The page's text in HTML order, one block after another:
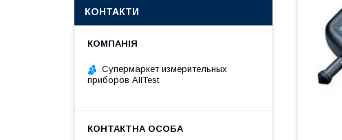
КОНТАКТИ
Супермаркет измерительных
приборов AllTest